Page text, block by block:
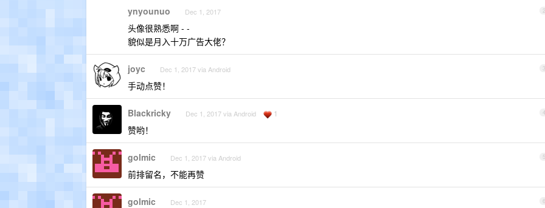
2
ynyounuo Dec 1, 2017
头像很熟悉啊 - -
貌似是月入十万广告大佬？
3
joyc Dec 1, 2017 via Android
手动点赞！
4
Blackricky Dec 1, 2017 via Android 1
赞哟！
5
golmic Dec 1, 2017 via Android
前排留名，不能再赞
6
golmic Dec 1, 2017